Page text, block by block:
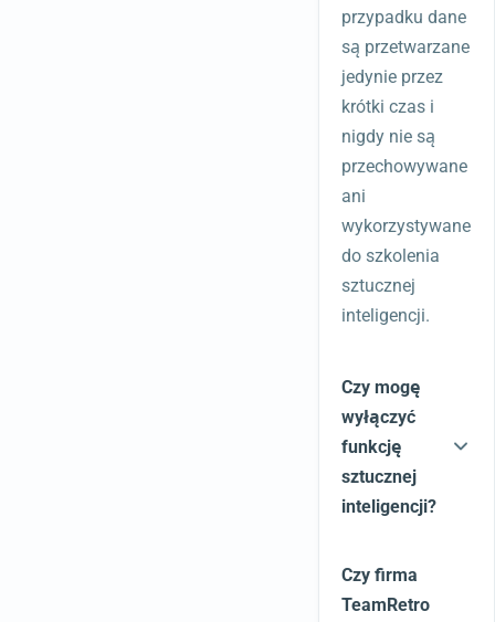
przypadku dane
są przetwarzane
jedynie przez
krótki czas i
nigdy nie są
przechowywane
ani
wykorzystywane
do szkolenia
sztucznej
inteligencji.
Czy mogę
wyłączyć
funkcję
sztucznej
inteligencji?
Czy firma
TeamRetro